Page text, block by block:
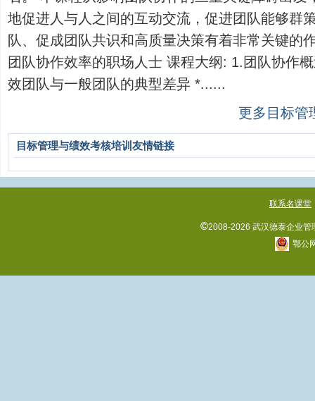
地促进人与人之间的互动交流，促进团队能够群
队、促成团队共识和高质量决策有着非常关键的
团队协作效率的职场人士 课程大纲: 1.团队协作
效团队与一般团队的典型差异 *......
更多目标管
目标管理与绩效考核培训友情链接
联系名课堂
©2008-2026 武汉德泰企业管
鄂公